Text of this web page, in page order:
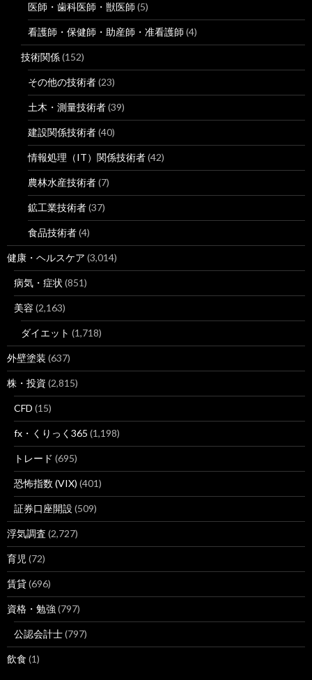
医師・歯科医師・獣医師 (5)
看護師・保健師・助産師・准看護師 (4)
技術関係(152)
その他の技術者(23)
土木・測量技術者(39)
建設関係技術者(40)
情報処理（IT）関係技術者(42)
農林水産技術者(7)
鉱工業技術者(37)
食品技術者(4)
健康・ヘルスケア (3,014)
病気・症状 (851)
美容 (2,163)
ダイエット (1,718)
外壁塗装 (637)
株・投資 (2,815)
CFD (15)
fx・くりっく365 (1,198)
トレード (695)
恐怖指数 (VIX) (401)
証券口座開設 (509)
浮気調査 (2,727)
育児 (72)
賃貸(696)
資格・勉強 (797)
公認会計士(797)
飲食 (1)